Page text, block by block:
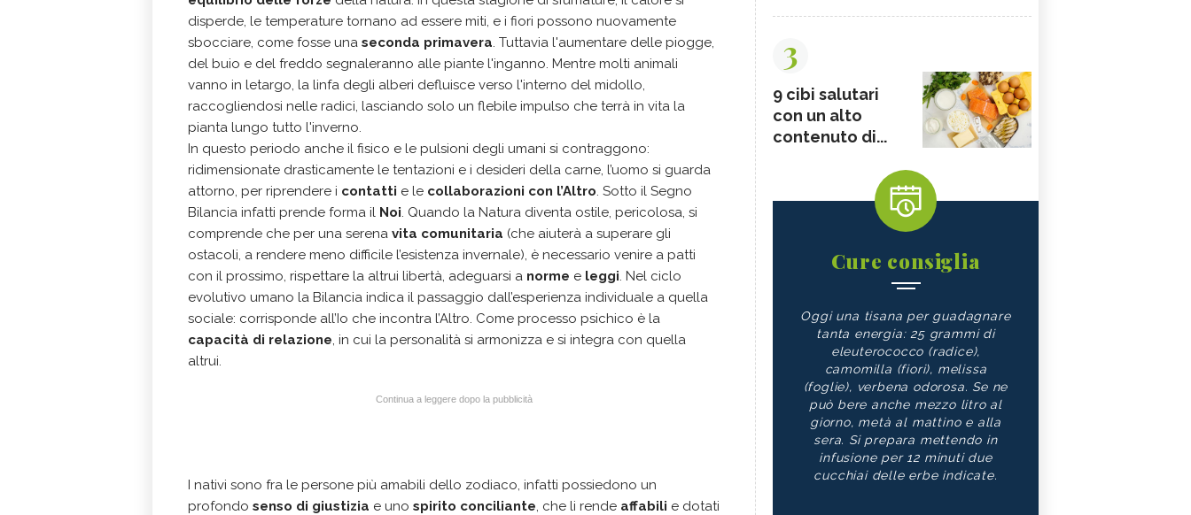
disperde, le temperature tornano ad essere miti, e i fiori possono nuovamente
sbocciare, come fosse una seconda primavera. Tuttavia l'aumentare delle piogge,
del buio e del freddo segnaleranno alle piante l'inganno. Mentre molti animali
vanno in letargo, la linfa degli alberi defluisce verso l'interno del midollo,
raccogliendosi nelle radici, lasciando solo un flebile impulso che terrà in vita la
pianta lungo tutto l'inverno.
In questo periodo anche il fisico e le pulsioni degli umani si contraggono:
ridimensionate drasticamente le tentazioni e i desideri della carne, l’uomo si guarda
attorno, per riprendere i contatti e le collaborazioni con l’Altro. Sotto il Segno
Bilancia infatti prende forma il Noi. Quando la Natura diventa ostile, pericolosa, si
comprende che per una serena vita comunitaria (che aiuterà a superare gli
ostacoli, a rendere meno difficile l’esistenza invernale), è necessario venire a patti
con il prossimo, rispettare la altrui libertà, adeguarsi a norme e leggi. Nel ciclo
evolutivo umano la Bilancia indica il passaggio dall’esperienza individuale a quella
sociale: corrisponde all’Io che incontra l’Altro. Come processo psichico è la
capacità di relazione, in cui la personalità si armonizza e si integra con quella
altrui.
Continua a leggere dopo la pubblicità
I nativi sono fra le persone più amabili dello zodiaco, infatti possiedono un
profondo senso di giustizia e uno spirito conciliante, che li rende affabili e dotati
3
9 cibi salutari
con un alto
contenuto di...
Cure consiglia
Oggi una tisana per guadagnare
tanta energia: 25 grammi di
eleuterococco (radice),
camomilla (fiori), melissa
(foglie), verbena odorosa. Se ne
può bere anche mezzo litro al
giorno, metà al mattino e alla
sera. Si prepara mettendo in
infusione per 12 minuti due
cucchiai delle erbe indicate.